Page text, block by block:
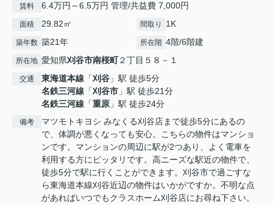
賃料 6.4万円～6.5万円 管理/共益費 7,000円
面積 29.82㎡ 間取り 1K
築年数 築21年 所在階 4階/6階建
所在地 愛知県刈谷市南桜町２丁目５８－１
交通 東海道本線 「刈谷 」駅 徒歩5分
名鉄三河線 「刈谷市 」駅 徒歩21分
名鉄三河線 「重原 」駅 徒歩24分
備考
マツモトキヨシ みなくる刈谷店まで徒歩5分にあるの
で、体調が悪くなっても安心。こちらの物件はマンショ
ンです。マンションの周辺に駅が2つあり、よく電車を
利用する方にピッタリです。高ニーズな駅近の物件で、
徒歩5分で駅に行くことができます。刈谷市で過ごすな
ら東海道本線刈谷近辺の物件はいかがですか。不明な点
があればいつでもクラスホーム刈谷店にお尋ね下さい。